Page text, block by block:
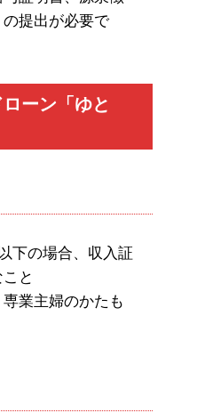
提出が必要で
ーン「ゆと
下の場合、収入証
と
業主婦のかたも